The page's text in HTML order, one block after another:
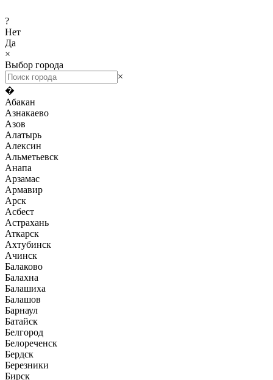
?
Нет
Да
×
Выбор города
×
�
Абакан
Азнакаево
Азов
Алатырь
Алексин
Альметьевск
Анапа
Арзамас
Армавир
Арск
Асбест
Астрахань
Аткарск
Ахтубинск
Ачинск
Балаково
Балахна
Балашиха
Балашов
Барнаул
Батайск
Белгород
Белореченск
Бердск
Березники
Бирск